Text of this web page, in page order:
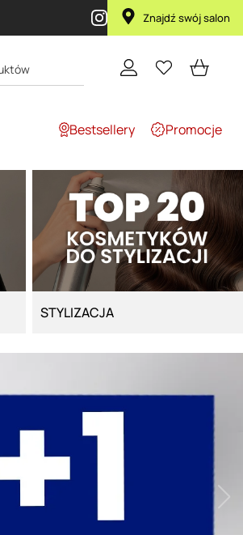
Znajdź swój salon
Bestsellery Promocje
STYLIZACJA